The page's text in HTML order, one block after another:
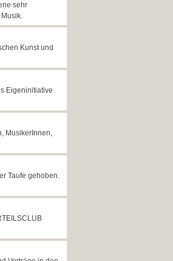
sehr
Kunst und
Eigeninitiative
MusikerInnen,
Taufe gehoben.